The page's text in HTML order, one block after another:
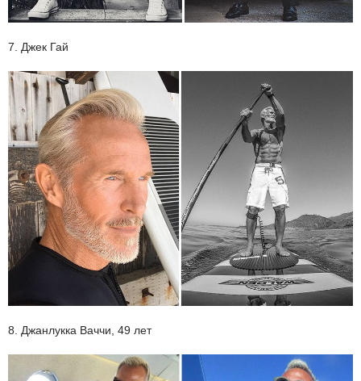
7. Джек Гай
8. Джанлукка Ваччи, 49 лет